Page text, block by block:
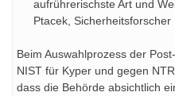
aufrührerischste Art und
Ptacek, Sicherheitsforscher
Beim Auswahlprozess der
NIST für Kyper und gegen
dass die Behörde absichtlich